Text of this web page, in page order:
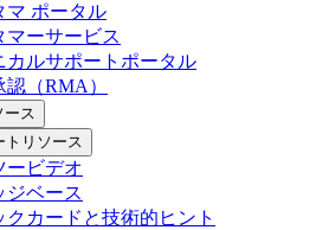
マ ポータル
マーサービス
カルサポートポータル
（RMA）
ース
トリソース
ービデオ
ジベース
クカードと技術的ヒント